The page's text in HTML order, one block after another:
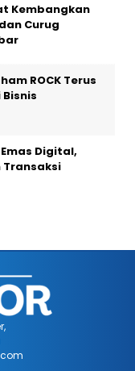
Kembangkan
Curug
ROCK Terus
Digital,